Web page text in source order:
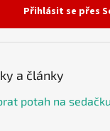
Přihlásit se přes
a články
potah na